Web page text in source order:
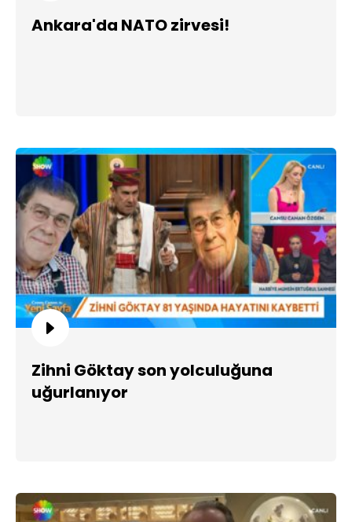
Ankara'da NATO zirvesi!
Zihni Göktay son yolculuğuna
uğurlanıyor